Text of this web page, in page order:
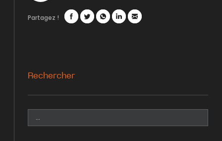
Partagez !
Rechercher